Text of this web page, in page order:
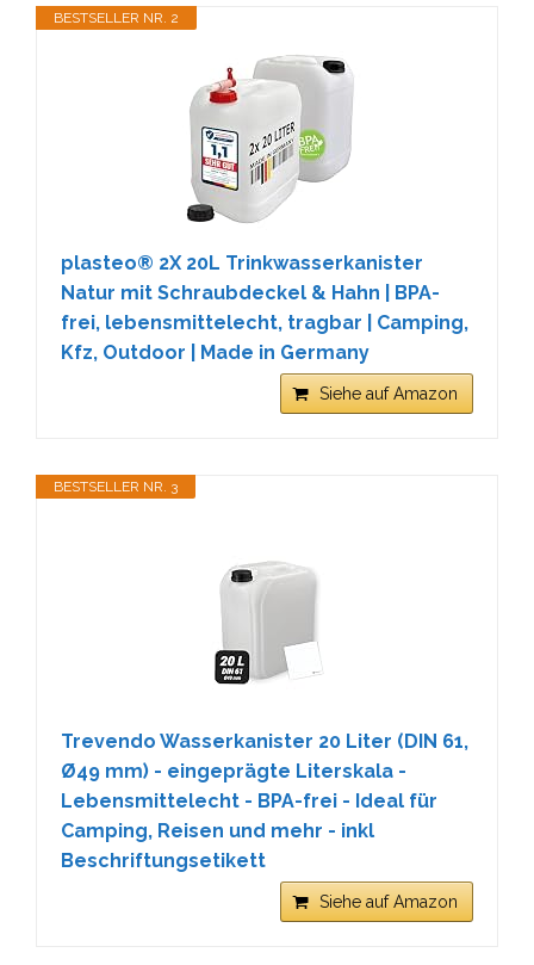
BESTSELLER NR. 2
plasteo® 2X 20L Trinkwasserkanister
Natur mit Schraubdeckel & Hahn | BPA-
frei, lebensmittelecht, tragbar | Camping,
Kfz, Outdoor | Made in Germany
Siehe auf Amazon
BESTSELLER NR. 3
Trevendo Wasserkanister 20 Liter (DIN 61,
Ø49 mm) - eingeprägte Literskala -
Lebensmittelecht - BPA-frei - Ideal für
Camping, Reisen und mehr - inkl
Beschriftungsetikett
Siehe auf Amazon